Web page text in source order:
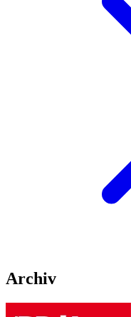
Archiv